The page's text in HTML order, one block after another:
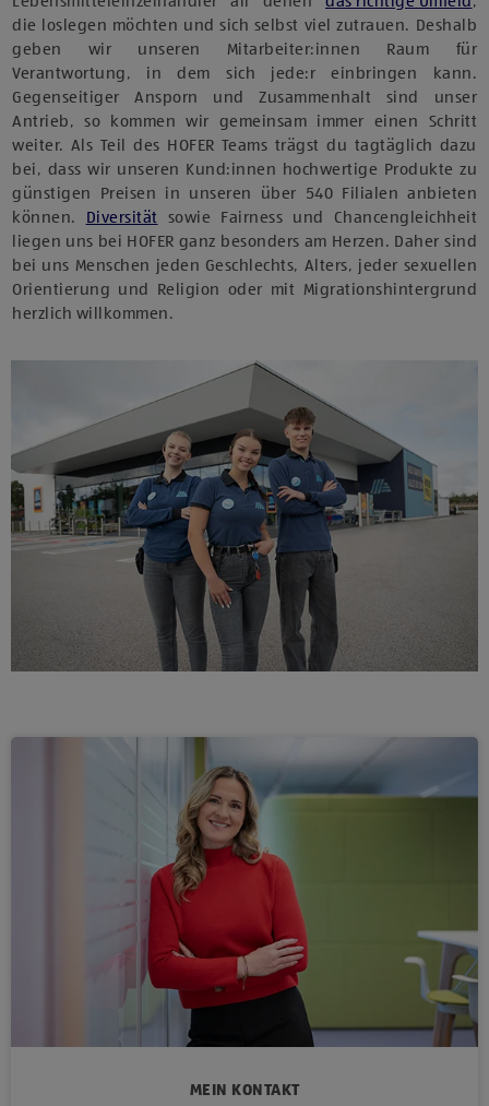
die loslegen möchten und sich selbst viel zutrauen. Deshalb
geben wir unseren Mitarbeiter:innen Raum für
Verantwortung, in dem sich jede:r einbringen kann.
Gegenseitiger Ansporn und Zusammenhalt sind unser
Antrieb, so kommen wir gemeinsam immer einen Schritt
weiter. Als Teil des HOFER Teams trägst du tagtäglich dazu
bei, dass wir unseren Kund:innen hochwertige Produkte zu
günstigen Preisen in unseren über 540 Filialen anbieten
können. Diversität sowie Fairness und Chancengleichheit
liegen uns bei HOFER ganz besonders am Herzen. Daher sind
bei uns Menschen jeden Geschlechts, Alters, jeder sexuellen
Orientierung und Religion oder mit Migrationshintergrund
herzlich willkommen.
MEIN KONTAKT